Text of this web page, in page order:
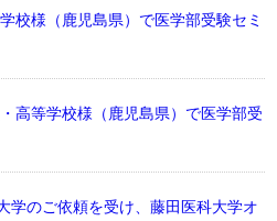
校様（鹿児島県）で医学部受験セミ
高等学校様（鹿児島県）で医学部受
学のご依頼を受け、藤田医科大学オ